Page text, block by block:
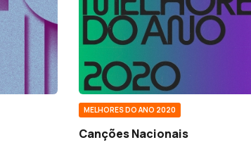
MELHORES DO ANO 2020
Canções Nacionais